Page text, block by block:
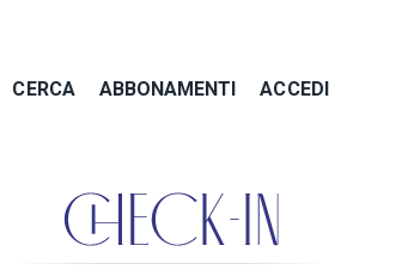
CERCA ABBONAMENTI ACCEDI